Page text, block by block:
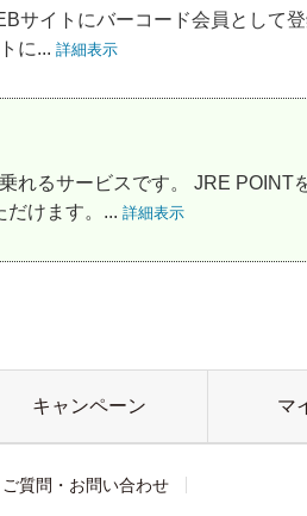
サイトにバーコード会員として
に... 詳細表示
れるサービスです。 JRE POINT
だけます。... 詳細表示
キャンペーン マ
質問・お問い合わせ